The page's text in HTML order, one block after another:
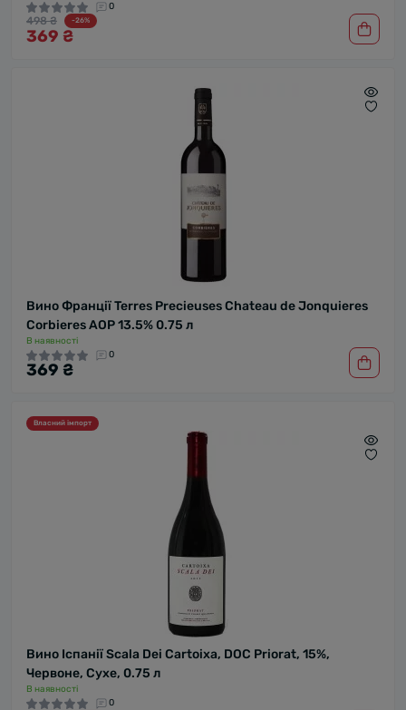
0
498 ₴ -26%
369 ₴
Вино Франції Terres Precieuses Chateau de Jonquieres
Corbieres AOP 13.5% 0.75 л
В наявності
0
369 ₴
Власний імпорт
Вино Іспанії Scala Dei Cartoixa, DOC Priorat, 15%,
Червоне, Сухе, 0.75 л
В наявності
0